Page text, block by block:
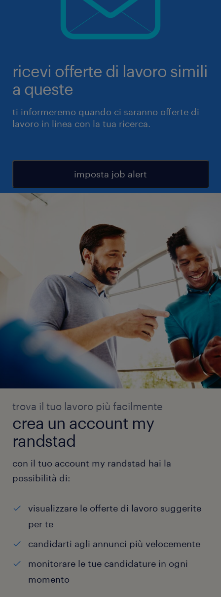
ricevi offerte di lavoro simili
a queste
ti informeremo quando ci saranno offerte di
lavoro in linea con la tua ricerca.
imposta job alert
trova il tuo lavoro più facilmente
crea un account my
randstad
con il tuo account my randstad hai la
possibilità di:
visualizzare le offerte di lavoro suggerite
per te
candidarti agli annunci più velocemente
monitorare le tue candidature in ogni
momento